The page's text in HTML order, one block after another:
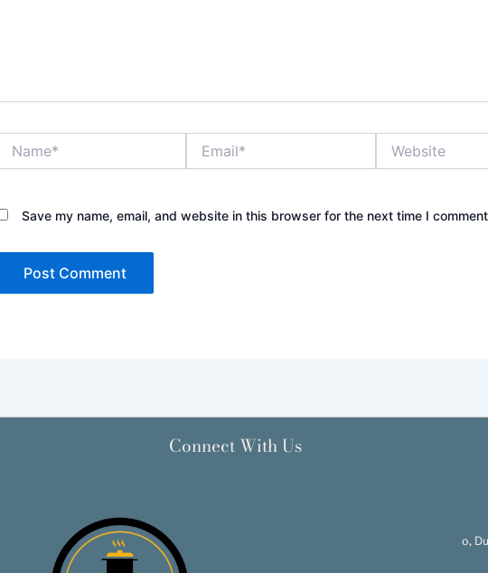
Save my name, email, and website in this browser for the next time I
Connect With Us
0,